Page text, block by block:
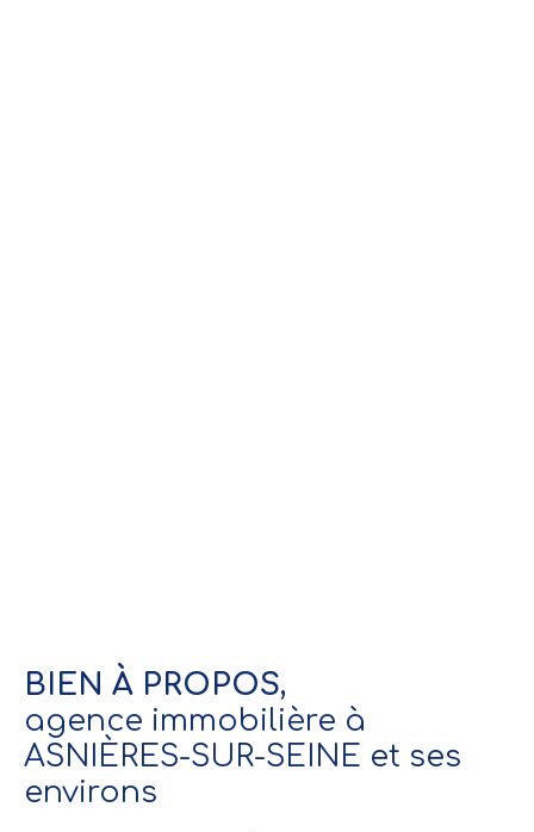
BIEN À PROPOS,
agence immobilière à
ASNIÈRES-SUR-SEINE et ses
environs